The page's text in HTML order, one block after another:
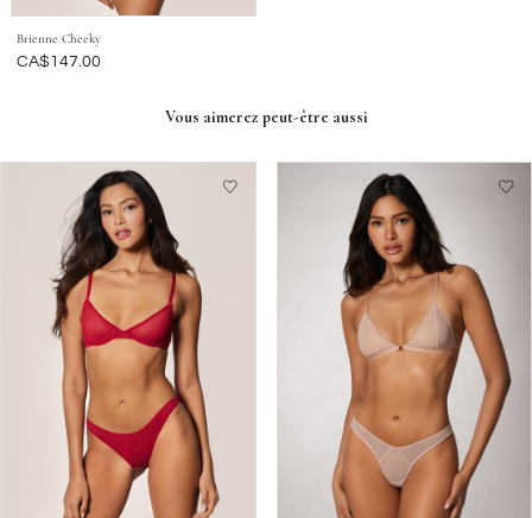
Brienne Cheeky
Était
CA$147.00
Vous aimerez peut-être aussi